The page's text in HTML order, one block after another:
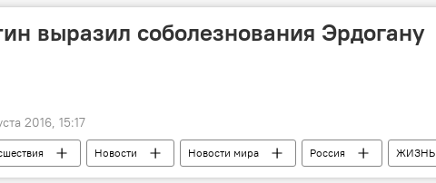
выразил соболезнования Эрдогану
2016, 15:17
Новости Новости мира Россия ЖИЗНЬ